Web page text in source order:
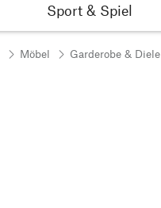
Sport & Spiel
Möbel Garderobe & Diele